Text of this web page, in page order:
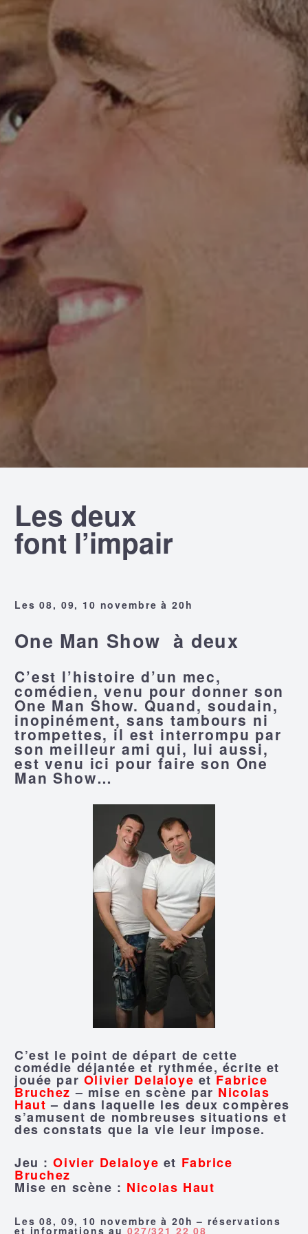
Les deux
font l’impair
Les 08, 09, 10 novembre à 20h
One Man Show à deux
C’est l’histoire d’un mec,
comédien, venu pour donner son
One Man Show. Quand, soudain,
inopinément, sans tambours ni
trompettes, il est interrompu par
son meilleur ami qui, lui aussi,
est venu ici pour faire son One
Man Show…
C’est le point de départ de cette
comédie déjantée et rythmée, écrite et
jouée par Olivier Delaloye etFabrice
Bruchez – mise en scène par Nicolas
Haut – dans laquelle les deux compères
s’amusent de nombreuses situations et
des constats que la vie leur impose.
Jeu :Oivier Delaloye et Fabrice
Bruchez
Mise en scène : Nicolas Haut
Les 08, 09, 10 novembre à 20h – réservations
et informations au027/321 22 08